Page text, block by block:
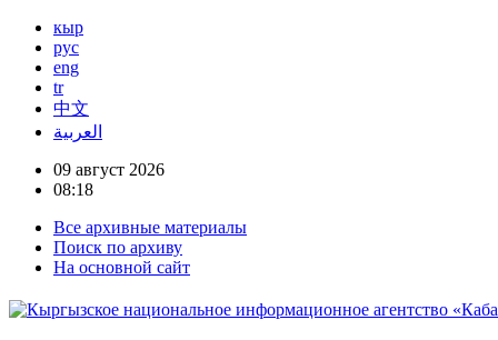
кыр
рус
eng
tr
中文
العربية
09 август 2026
08:18
Все архивные материалы
Поиск по архиву
На основной сайт